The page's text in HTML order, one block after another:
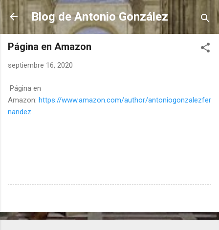
Ir al contenido principal
Blog de Antonio González
Página en Amazon
septiembre 16, 2020
Página en
Amazon: https://www.amazon.com/author/antoniogonzalezfer
nandez